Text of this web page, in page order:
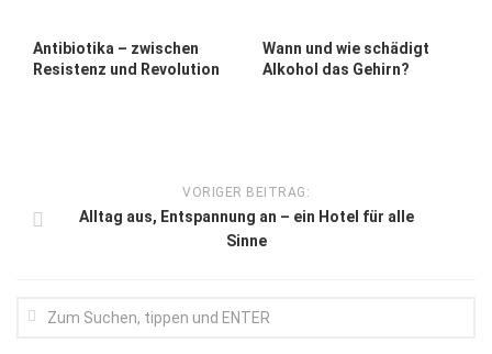
Allgemein
Hören
Antibiotika – zwischen
Resistenz und Revolution
Wann und wie schädigt
Alkohol das Gehirn?
VORIGER BEITRAG:
Alltag aus, Entspannung an – ein Hotel für alle
Sinne